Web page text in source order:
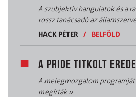
A szubjektív hangulatok és a
rossz tanácsadó az
HACK PÉTER
/ BELFÖLD
A PRIDE TITKOLT
A melegmozgalom
megírták»